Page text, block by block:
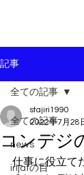
記事
全ての記事
news
irijatの目
全ての記事
コンデジ
stajiri1990
2022年7月28
仕事に役立て